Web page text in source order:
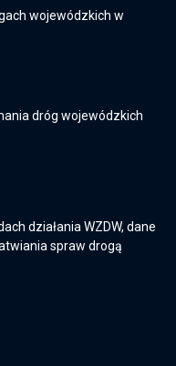
wojewódzkich w
dróg wojewódzkich
działania WZDW, dane
spraw drogą